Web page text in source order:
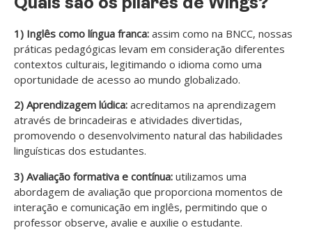
Quais são os pilares de Wings?
1) Inglês como língua franca: assim como na BNCC, nossas
práticas pedagógicas levam em consideração diferentes
contextos culturais, legitimando o idioma como uma
oportunidade de acesso ao mundo globalizado.
2) Aprendizagem lúdica: acreditamos na aprendizagem
através de brincadeiras e atividades divertidas,
promovendo o desenvolvimento natural das habilidades
linguísticas dos estudantes.
3) Avaliação formativa e contínua: utilizamos uma
abordagem de avaliação que proporciona momentos de
interação e comunicação em inglês, permitindo que o
professor observe, avalie e auxilie o estudante.